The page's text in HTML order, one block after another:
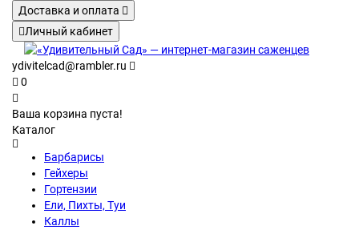
Доставка и оплата
Личный кабинет
ydivitelcad@rambler.ru
0
Ваша корзина пуста!
Каталог
Барбарисы
Гейхеры
Гортензии
Ели, Пихты, Туи
Каллы